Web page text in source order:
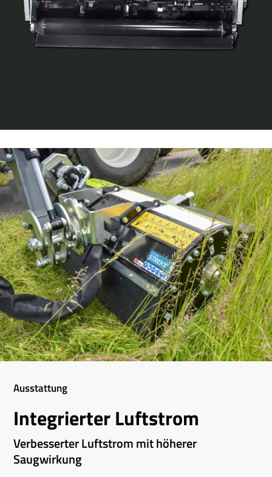
Ausstattung
Integrierter Luftstrom
Verbesserter Luftstrom mit höherer
Saugwirkung